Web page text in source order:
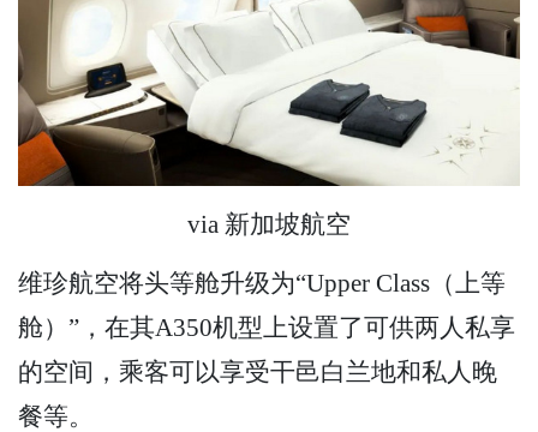
via 新加坡航空
维珍航空将头等舱升级为“Upper Class（上等
舱）”，在其A350机型上设置了可供两人私享
的空间，乘客可以享受干邑白兰地和私人晚
餐等。